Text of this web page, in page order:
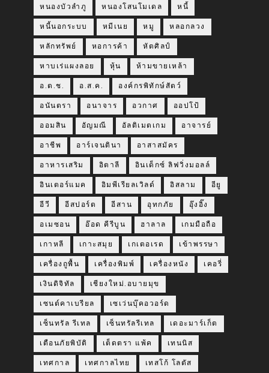
หนองบัวลำภู หนองโสนโมเดล หนี้
หนี้นอกระบบ หมีเนย หมู หลอกลวง
หลักทรัพย์ หอการค้า หัตศิลป์
หาบเร่แผงลอย หุ้น ห้ามขายเหล้า
อ.ต.ช. อ.ส.ค. องค์กรพิทักษ์สัตว์
อนันตรา อนาจาร อวกาศ ออปโป้
ออมสิน อัญมณี อัลติเมตเกม อาจารย์
อาชีพ อาร์เจนตินา อาสาสมัคร
อาหารเสริม อิตาลี อินเด็กซ์ ลิฟวิ่งมอลล์
อินเตอร์แมค อิมพีเรียลเวิลด์ อิสลาม อียู
อีวี อีสปอร์ต อีสาน อุทกภัย อุ๊งอิ๊ง
อเมซอน อ๊อด คีรีบูน ฮาลาล เกมมือถือ
เกาหลี เกาะสมุย เกเตอเรด เข้าพรรษา
เครื่องถูพื้น เครื่องพิมพ์ เครื่องหนัง เคอรี่
เงินดิจิทัล เชียงใหม่.อบายมุข
เซนต์คาเบรียล เซเว่นบุ๊คอวอร์ด
เซ็นทรัล รีเทล เซ็นทรัลรีเทล เดอะมาร์เก็ต
เตือนภัยพิบัติ เต็ดตรา แพ้ค เทนนิส
เทศกาล เทศกาลไทย เทสโก้ โลตัส